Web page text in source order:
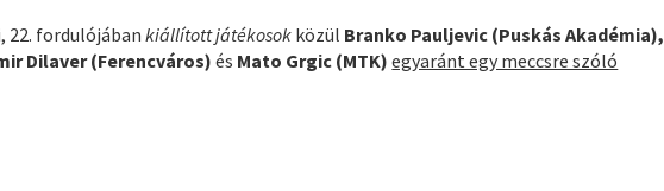
22. fordulójábankiállított játékosok közül Branko Pauljevic (Puskás Akadémia),
Dilaver (Ferencváros) és Mato Grgic (MTK) egyaránt egy meccsre szóló